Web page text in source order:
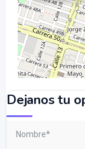
Dejanos tu